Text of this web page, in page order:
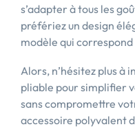
s’adapter à tous les
préfériez un design
modèle qui
Alors, n’hésitez plus à
pliable pour simplifier
sans compromettre
accessoire polyvalent